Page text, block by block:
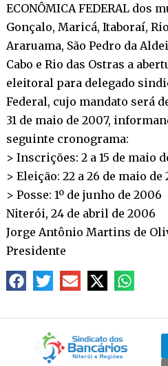
ECONÔMICA FEDERAL dos
Gonçalo, Maricá, Itaboraí,
Araruama, São Pedro da
Cabo e Rio das Ostras a
eleitoral para delegado
Federal, cujo mandato será
31 de maio de 2007,
seguinte cronograma:
> Inscrições: 2 a 15 de maio
> Eleição: 22 a 26 de maio
> Posse: 1º de junho de 2006
Niterói, 24 de abril de 2006
Jorge Antônio Martins de
Presidente